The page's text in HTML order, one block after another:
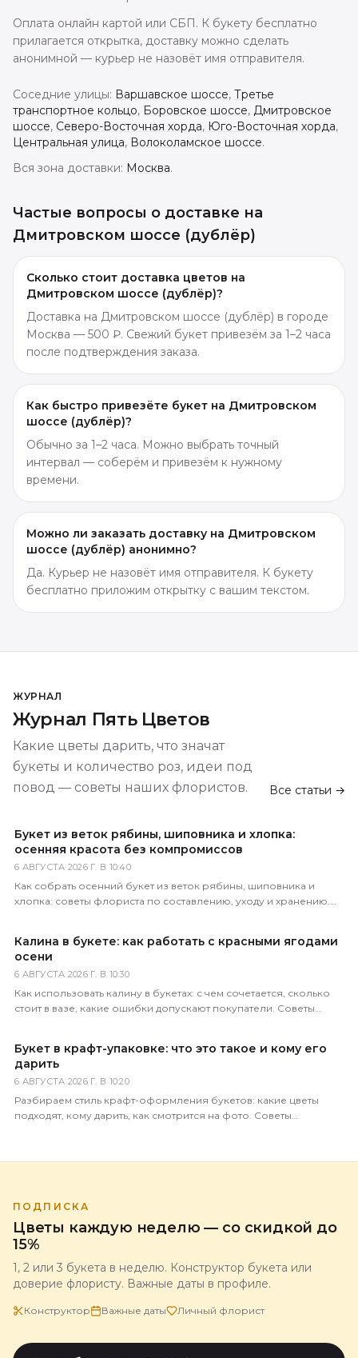
Оплата онлайн картой или СБП. К букету бесплатно
прилагается открытка, доставку можно сделать
анонимной — курьер не назовёт имя отправителя.
Соседние улицы: Варшавское шоссе, Третье
транспортное кольцо, Боровское шоссе, Дмитровское
шоссе, Северо-Восточная хорда, Юго-Восточная хорда,
Центральная улица, Волоколамское шоссе.
Вся зона доставки: Москва.
Частые вопросы о доставке на
Дмитровском шоссе (дублёр)
Сколько стоит доставка цветов на
Дмитровском шоссе (дублёр)?
Доставка на Дмитровском шоссе (дублёр) в городе
Москва — 500 ₽. Свежий букет привезём за 1–2 часа
после подтверждения заказа.
Как быстро привезёте букет на Дмитровском
шоссе (дублёр)?
Обычно за 1–2 часа. Можно выбрать точный
интервал — соберём и привезём к нужному
времени.
Можно ли заказать доставку на Дмитровском
шоссе (дублёр) анонимно?
Да. Курьер не назовёт имя отправителя. К букету
бесплатно приложим открытку с вашим текстом.
ЖУРНАЛ
Журнал Пять Цветов
Какие цветы дарить, что значат
букеты и количество роз, идеи под
повод — советы наших флористов.
Все статьи →
Букет из веток рябины, шиповника и хлопка:
осенняя красота без компромиссов
6 АВГУСТА 2026 Г. В 10:40
Как собрать осенний букет из веток рябины, шиповника и
хлопка: советы флориста по составлению, уходу и хранению.
Калина в букете: как работать с красными ягодами
осени
6 АВГУСТА 2026 Г. В 10:30
Как использовать калину в букетах: с чем сочетается, сколько
стоит в вазе, какие ошибки допускают покупатели. Советы
Букет в крафт-упаковке: что это такое и кому его
дарить
6 АВГУСТА 2026 Г. В 10:20
Разбираем стиль крафт-оформления букетов: какие цветы
подходят, кому дарить, как смотрится на фото. Советы
ПОДПИСКА
Цветы каждую неделю — со скидкой до
15%
1, 2 или 3 букета в неделю. Конструктор букета или
доверие флористу. Важные даты в профиле.
Конструктор Важные даты Личный флорист